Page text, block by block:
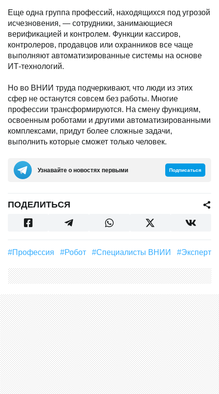
Еще одна группа профессий, находящихся под угрозой
исчезновения, — сотрудники, занимающиеся
верификацией и контролем. Функции кассиров,
контролеров, продавцов или охранников все чаще
выполняют автоматизированные системы на основе
ИТ-технологий.
Но во ВНИИ труда подчеркивают, что люди из этих
сфер не останутся совсем без работы. Многие
профессии трансформируются. На смену функциям,
освоенным роботами и другими автоматизированными
комплексами, придут более сложные задачи,
выполнить которые сможет только человек.
Узнавайте о новостях первыми Подписаться
ПОДЕЛИТЬСЯ
#профессия #Робот #Специалисты ВНИИ #Эксперт